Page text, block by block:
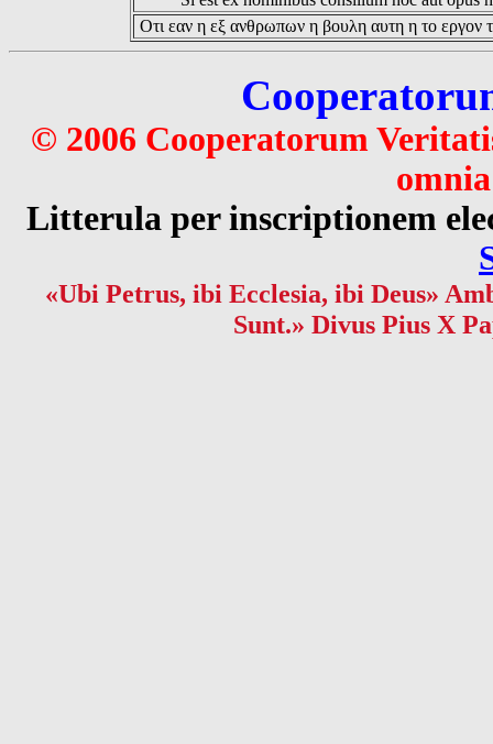
Οτι εαν η εξ ανθρωπων η βουλη αυτη η το εργον
© 2006 Cooperatorum
Litterula per inscriptionem
«Ubi Petrus, ibi Ecclesia, ibi Deus»
Sunt.» Divus Pius X